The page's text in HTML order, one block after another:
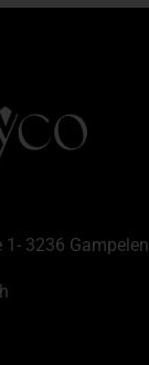
3236 Gampelen